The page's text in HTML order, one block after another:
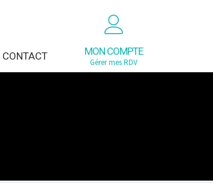
MON COMPTE
Gérer mes RDV
CONTACT